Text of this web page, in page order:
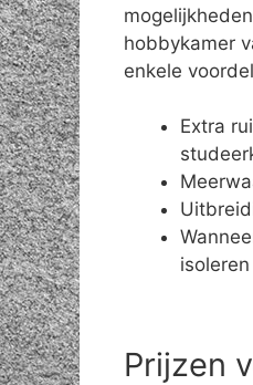
hobbykamer
enkele
Extra
isoleren
Prijzen